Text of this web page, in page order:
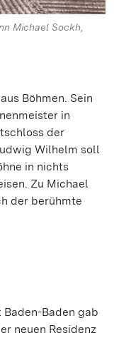
Michael Sockh,
Böhmen. Sein
in
der
Wilhelm soll
in nichts
Zu Michael
der berühmte
Baden gab
neuen Residenz